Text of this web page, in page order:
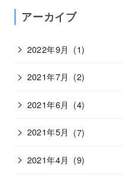
アーカイブ
2022年9月 (1)
2021年7月 (2)
2021年6月 (4)
2021年5月 (7)
2021年4月 (9)